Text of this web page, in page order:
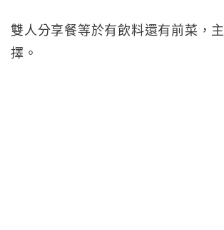
雙人分享餐等於有飲料還有前菜，
擇。